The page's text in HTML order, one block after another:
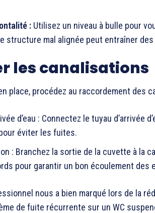
: Utilisez un niveau à bulle pour
structure mal alignée peut entraîner
les canalisations
place, procédez au raccordement des
d’eau : Connectez le tuyau d’arrivée
éviter les fuites.
: Branchez la sortie de la cuvette à la
pour garantir un bon écoulement des
nous a bien marqué lors de la
de fuite récurrente sur un WC